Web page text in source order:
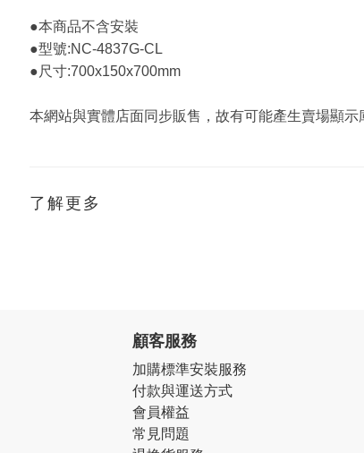
●本商品不含安裝
●型號:NC-4837G-CL
●尺寸:700x150x700mm
本網站與實體店面同步販售，故有可能產生賣場顯示
了解更多
顧客服務
加購標準安裝服務
付款與運送方式
會員權益
常見問題